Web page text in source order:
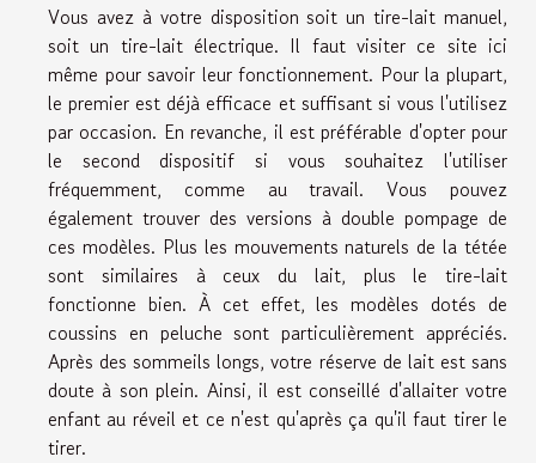
Vous avez à votre disposition soit un tire-lait manuel,
soit un tire-lait électrique. Il faut visiter ce site ici
même pour savoir leur fonctionnement. Pour la plupart,
le premier est déjà efficace et suffisant si vous l'utilisez
par occasion. En revanche, il est préférable d'opter pour
le second dispositif si vous souhaitez l'utiliser
fréquemment, comme au travail. Vous pouvez
également trouver des versions à double pompage de
ces modèles. Plus les mouvements naturels de la tétée
sont similaires à ceux du lait, plus le tire-lait
fonctionne bien. À cet effet, les modèles dotés de
coussins en peluche sont particulièrement appréciés.
Après des sommeils longs, votre réserve de lait est sans
doute à son plein. Ainsi, il est conseillé d'allaiter votre
enfant au réveil et ce n'est qu'après ça qu'il faut tirer le
tirer.